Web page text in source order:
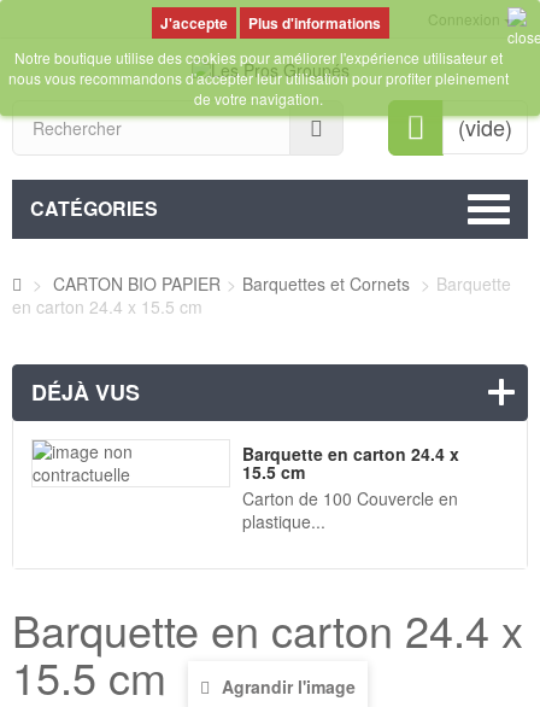
Connexion
Rechercher (vide)
CATÉGORIES
Plus d'informations
Notre boutique utilise des cookies pour améliorer l'expérience utilisateur et
nous vous recommandons d'accepter leur utilisation pour profiter pleinement
de votre navigation.
> CARTON BIO PAPIER > Barquettes et Cornets > Barquette
en carton 24.4 x 15.5 cm
DÉJÀ VUS
Barquette en carton 24.4 x
15.5 cm
Carton de 100 Couvercle en
plastique...
Barquette en carton 24.4 x
15.5 cm Agrandir l'image